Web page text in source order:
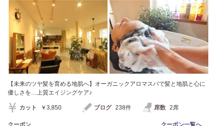
【未来のツヤ髪を育める地肌へ】オーガニックアロマスパで髪と地肌と心に
優しさを…上質エイジングケア♪
カット ￥3,850 ブログ 238件 席数 2席